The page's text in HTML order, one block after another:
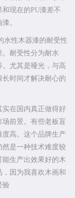
现在的PU漆差不
。
水性木器漆的耐受性
耐受性分为耐水
尤其是哑光，与高
时间才解决耐心的
实在国内真正做得好
前景。有些老板盲
度高。这个品牌生产
然是一种技术难度较
生产出效果好的木
因为我喜欢木画和
验